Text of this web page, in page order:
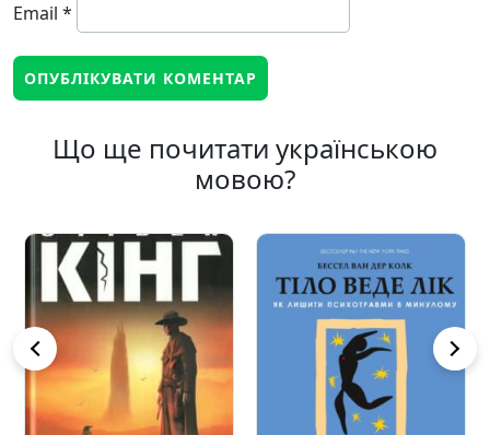
Email *
Що ще почитати українською
мовою?